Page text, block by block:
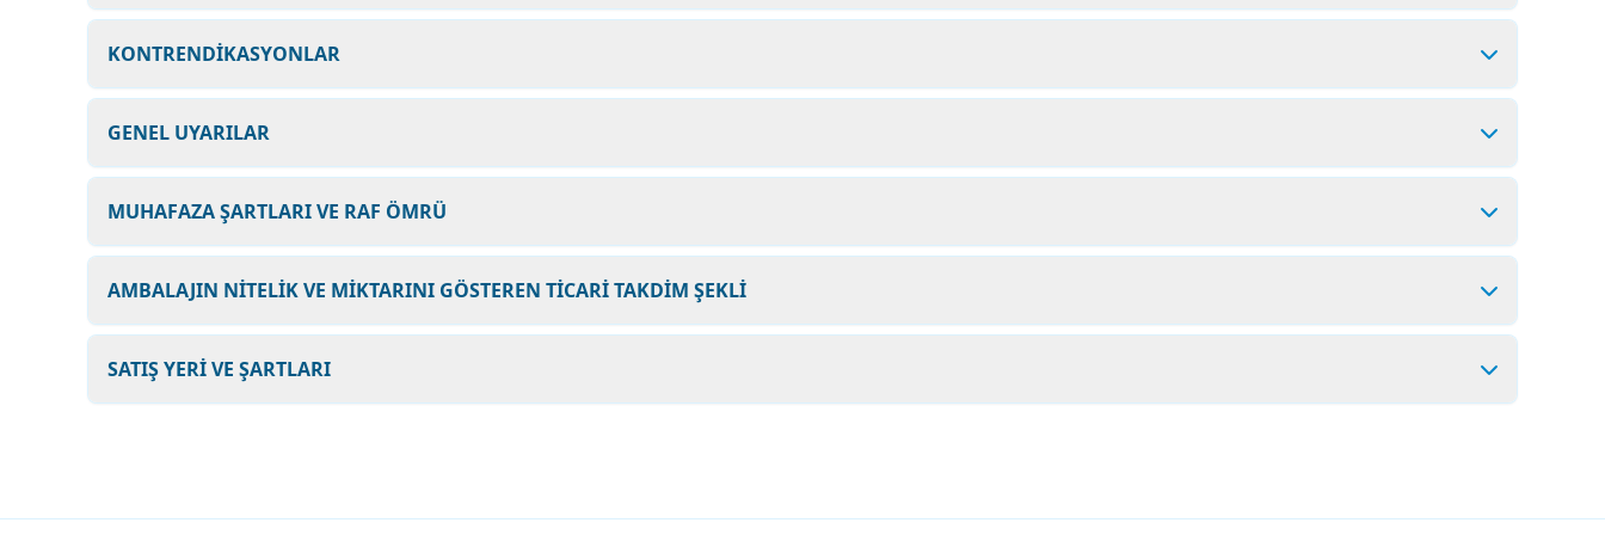
KONTRENDİKASYONLAR
GENEL UYARILAR
MUHAFAZA ŞARTLARI VE RAF ÖMRÜ
AMBALAJIN NİTELİK VE MİKTARINI GÖSTEREN TİCARİ TAKDİM ŞEKLİ
SATIŞ YERİ VE ŞARTLARI